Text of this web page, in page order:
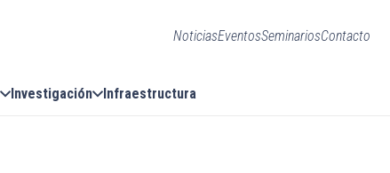
NoticiasEventosSeminariosContacto
Investigación Infraestructura